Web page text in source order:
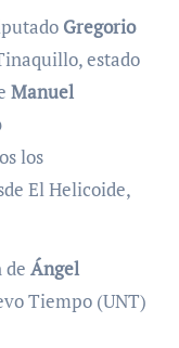
Gregorio
estado
Manuel
los
El Helicoide,
de Ángel
Tiempo (UNT)